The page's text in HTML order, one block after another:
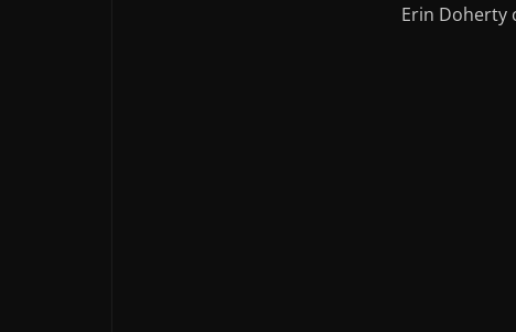
Erin Doherty